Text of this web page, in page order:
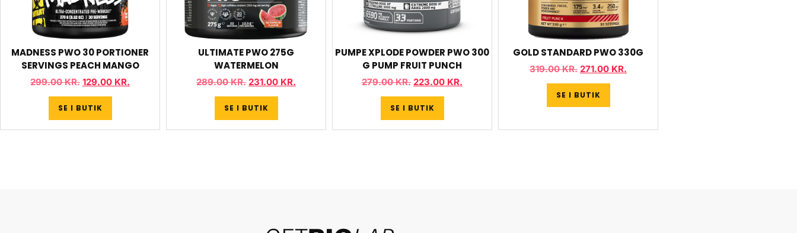
MADNESS PWO 30 PORTIONER
SERVINGS PEACH MANGO
299.00KR. 129.00 KR.
SE I BUTIK
ULTIMATE PWO 275G
WATERMELON
289.00KR. 231.00 KR.
SE I BUTIK
PUMPE XPLODE POWDER PWO 300
G PUMP FRUIT PUNCH
279.00KR. 223.00 KR.
SE I BUTIK
GOLD STANDARD PWO 330G
319.00KR. 271.00 KR.
SE I BUTIK